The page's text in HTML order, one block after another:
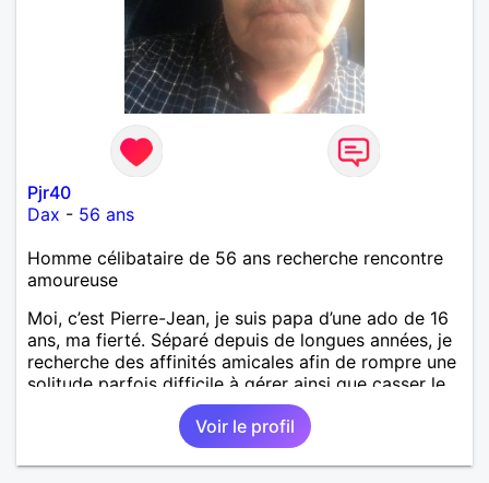
Pjr40
Dax - 56 ans
Homme célibataire de 56 ans recherche rencontre
amoureuse
Moi, c’est Pierre-Jean, je suis papa d’une ado de 16
ans, ma fierté. Séparé depuis de longues années, je
recherche des affinités amicales afin de rompre une
solitude parfois difficile à gérer ainsi que casser le
vague à l’âme. L’amitié reste extrêmement
importante à mes yeux mais peut se décliner en des
sentiments plus puissants. « Le temps fera son
œuvre » disait Arthur Schopenhauer, philosophe
Voir le profil